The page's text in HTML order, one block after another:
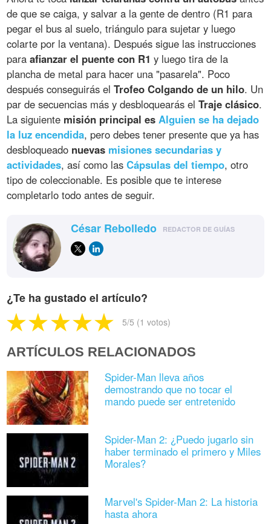
de que se caiga, y salvar a la gente de dentro (R1 para
pegar el bus al suelo, triángulo para sujetar y luego
colarte por la ventana). Después sigue las instrucciones
paraafianzar el puente con R1 y luego tira de la
plancha de metal para hacer una "pasarela". Poco
después conseguirás elTrofeo Colgando de un hilo. Un
par de secuencias más y desbloquearás elTraje clásico.
La siguiente misión principal esAlguien se ha dejado
la luz encendida, pero debes tener presente que ya has
desbloqueado nuevas misiones secundarias y
actividades, así como lasCápsulas del tiempo, otro
tipo de coleccionable. Es posible que te interese
completarlo todo antes de seguir.
César Rebolledo REDACTOR DE GUÍAS
¿Te ha gustado el artículo?
5/5 (1 votos)
ARTÍCULOS RELACIONADOS
Spider-Man lleva años
demostrando que no tocar el
mando puede ser entretenido
Spider-Man 2: ¿Puedo jugarlo sin
haber terminado el primero y Miles
Morales?
Marvel's Spider-Man 2: La historia
hasta ahora